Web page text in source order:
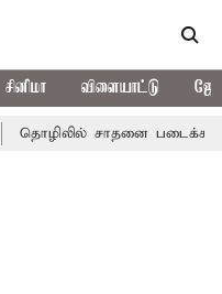
சினிமா விளையாட்டு
சாதனை படைக்க